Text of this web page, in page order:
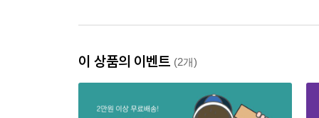
이 상품의 이벤트 (2개)